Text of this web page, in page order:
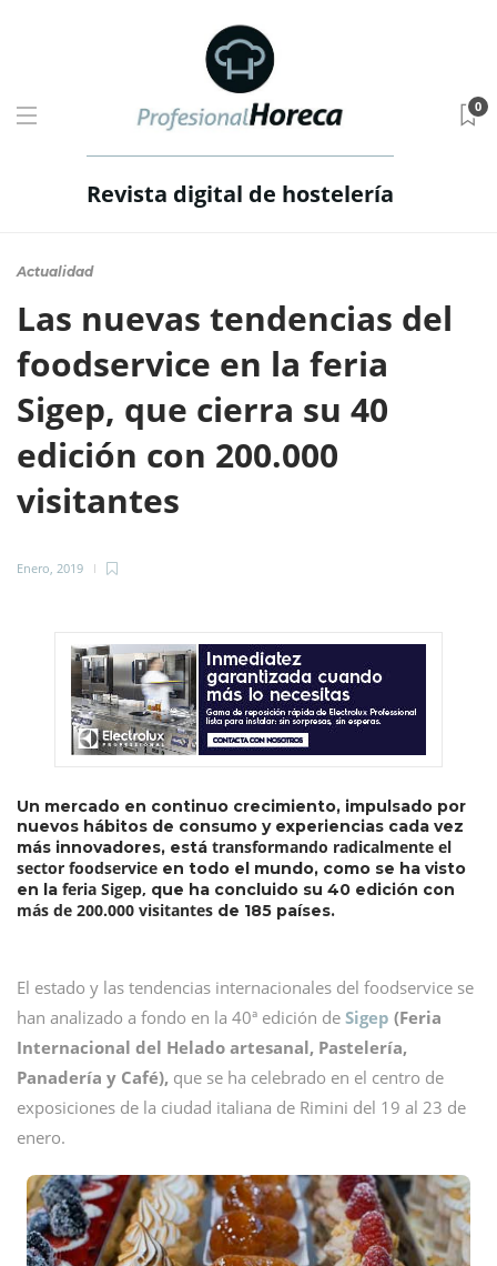
Revista digital de hostelería
0
Actualidad
Las nuevas tendencias del
foodservice en la feria
Sigep, que cierra su 40
edición con 200.000
visitantes
Enero, 2019
Un mercado en continuo crecimiento, impulsado por
nuevos hábitos de consumo y experiencias cada vez
más innovadores, está transformando radicalmente el
sector foodservice en todo el mundo, como se ha visto
en la feria Sigep, que ha concluido su 40 edición con
más de 200.000 visitantes de 185 países.
El estado y las tendencias internacionales del foodservice se
han analizado a fondo en la 40ª edición de Sigep (Feria
Internacional del Helado artesanal, Pastelería,
Panadería y Café), que se ha celebrado en el centro de
exposiciones de la ciudad italiana de Rimini del 19 al 23 de
enero.